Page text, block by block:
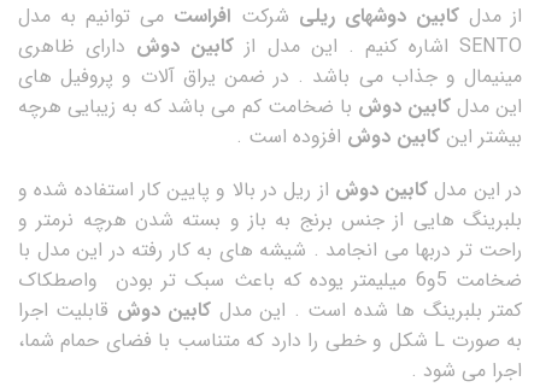
از مدلکابین دوشهای ریلی شرکت افراست می توانیم به مدل
SENTO اشاره کنیم . این مدل از
کابین دوش دارای ظاهری
مینیمال و جذاب می باشد . در ضمن یراق آلات و پروفیل های
این مدلکابین دوش با ضخامت کم می باشد که به زیبایی هرچه
بیشتر این کابین دوش افزوده است .
در این مدل کابین دوش از ریل در بالا و پایین کار استفاده شده و
بلبرینگ هایی از جنس برنج به باز و بسته شدن هرچه نرمتر و
راحت تر دربها می انجامد . شیشه های به کار رفته در این مدل با
ضخامت 5و6 میلیمتر یوده که باعث سبک تر بودن واصطکاک
کمتر بلبرینگ ها شده است . این مدل کابین دوش قابلیت اجرا
به صورت L شکل و خطی را دارد که متناسب با فضای حمام شما،
اجرا می شود .